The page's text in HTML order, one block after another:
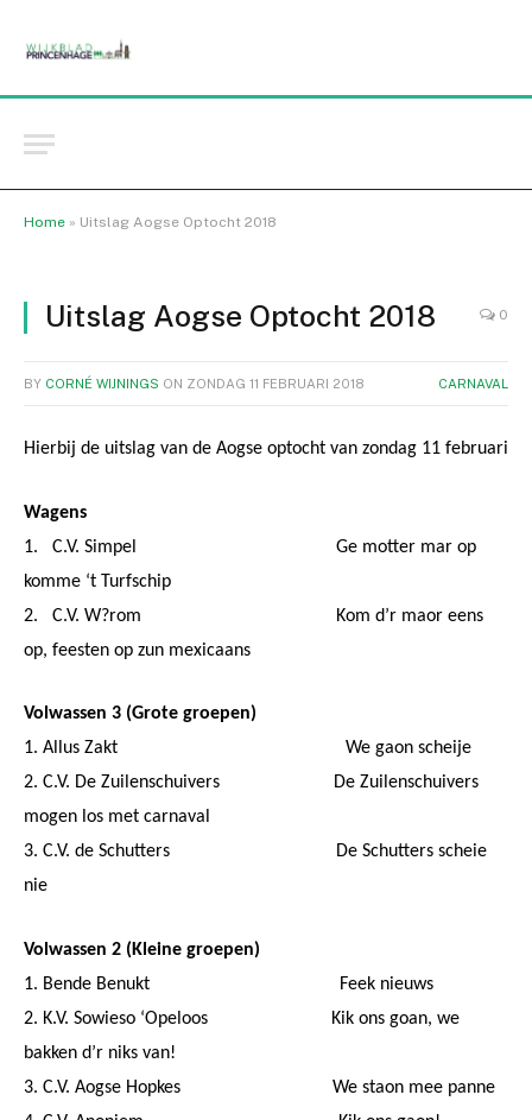
Home » Uitslag Aogse Optocht 2018
Uitslag Aogse Optocht 2018 0
BY CORNÉ WIJNINGS ON ZONDAG 11 FEBRUARI 2018 CARNAVAL
Hierbij de uitslag van de Aogse optocht van zondag 11 februari
Wagens
1. C.V. Simpel Ge motter mar op
komme ‘t Turfschip
2. C.V. W?rom Kom d’r maor eens
op, feesten op zun mexicaans
Volwassen 3 (Grote groepen)
1. Allus Zakt We gaon scheije
2. C.V. De Zuilenschuivers De Zuilenschuivers
mogen los met carnaval
3. C.V. de Schutters De Schutters scheie
nie
Volwassen 2 (Kleine groepen)
1. Bende Benukt Feek nieuws
2. K.V. Sowieso ‘Opeloos Kik ons goan, we
bakken d’r niks van!
3. C.V. Aogse Hopkes We staon mee panne